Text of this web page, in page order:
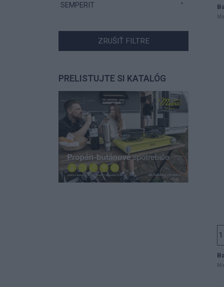
SEMPERIT
ZRUŠIŤ FILTRE
PRELISTUJTE SI KATALÓG